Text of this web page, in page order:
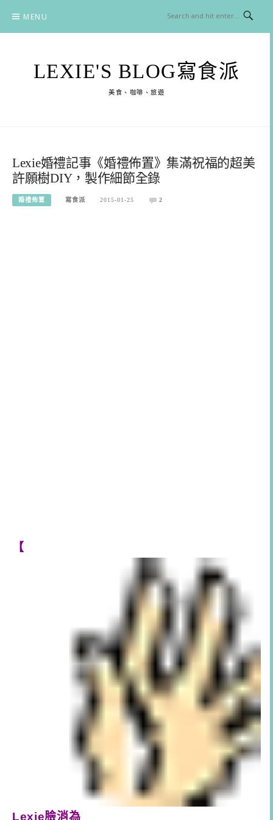
content
MENU
LEXIE'S BLOG寫食派
美食、咖啡、旅遊
Lexie婚禮記事《婚禮佈置》集滿祝福的超美
許願樹DIY，製作細節全錄
婚禮佈置 寫食派 2015-01-25 2
【
Lexie臉消為